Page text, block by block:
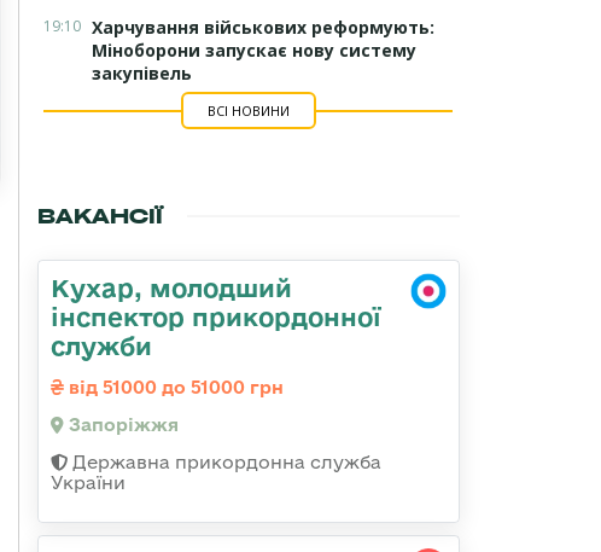
19:10 Харчування військових реформують:
Міноборони запускає нову систему
закупівель
ВСІ НОВИНИ
ВАКАНСІЇ
Кухар, молодший
інспектор прикордонної
служби
від 51000 до 51000 грн
Запоріжжя
Державна прикордонна служба
України